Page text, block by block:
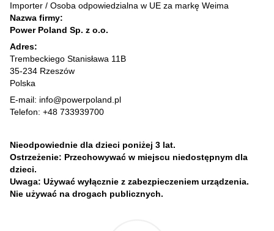
Importer / Osoba odpowiedzialna w UE za markę Weima
Nazwa firmy:
Power Poland Sp. z o.o.
Adres:
Trembeckiego Stanisława 11B
35-234 Rzeszów
Polska
E-mail: info@powerpoland.pl
Telefon: +48 733939700
Nieodpowiednie dla dzieci poniżej 3 lat.
Ostrzeżenie: Przechowywać w miejscu niedostępnym dla
dzieci.
Uwaga: Używać wyłącznie z zabezpieczeniem urządzenia.
Nie używać na drogach publicznych.